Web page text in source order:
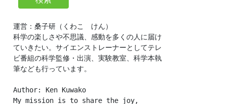
運営：桑子研（くわこ　けん）
科学の楽しさや不思議、感動を多くの人に届け
ていきたい。サイエンストレーナーとしてテレ
ビ番組の科学監修・出演、実験教室、科学本執
筆なども行っています。
Author: Ken Kuwako
My mission is to share the joy,